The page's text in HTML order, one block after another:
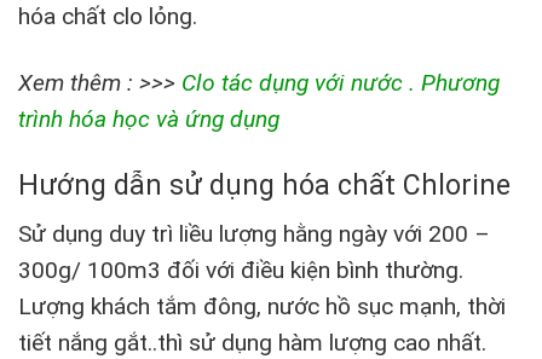
hóa chất clo lỏng.
Xem thêm : >>> Clo tác dụng với nước . Phương
trình hóa học và ứng dụng
Hướng dẫn sử dụng hóa chất Chlorine
Sử dụng duy trì liều lượng hằng ngày với 200 –
300g/ 100m3 đối với điều kiện bình thường.
Lượng khách tắm đông, nước hồ sục mạnh, thời
tiết nắng gắt..thì sử dụng hàm lượng cao nhất.